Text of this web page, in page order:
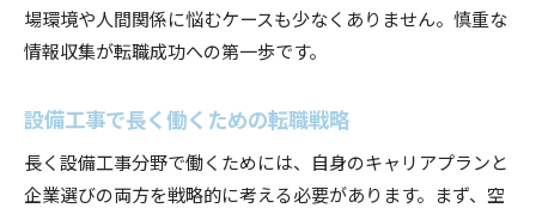
場環境や人間関係に悩むケースも少なくありません。慎重な
情報収集が転職成功への第一歩です。
設備工事で長く働くための転職戦略
長く設備工事分野で働くためには、自身のキャリアプランと
企業選びの両方を戦略的に考える必要があります。まず、空